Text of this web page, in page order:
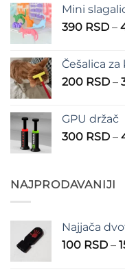
Mini
390 RSD –
Češalica
200 RSD –
GPU držač
300 RSD –
NAJPRODAVANIJI
Najjača
100 RSD –